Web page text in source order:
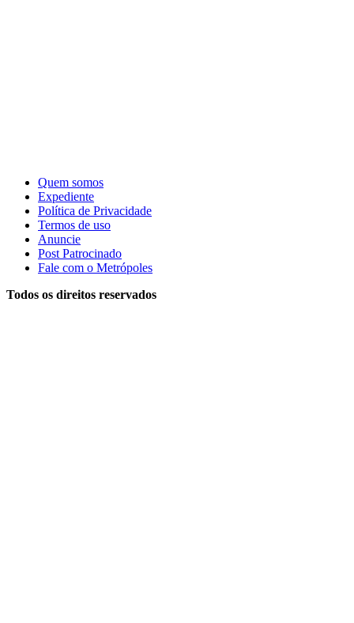
Quem somos
Expediente
Política de Privacidade
Termos de uso
Anuncie
Post Patrocinado
Fale com o Metrópoles
Todos os direitos reservados